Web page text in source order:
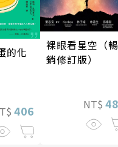
的化
406
裸眼看星空（暢
銷修訂版）
NT$